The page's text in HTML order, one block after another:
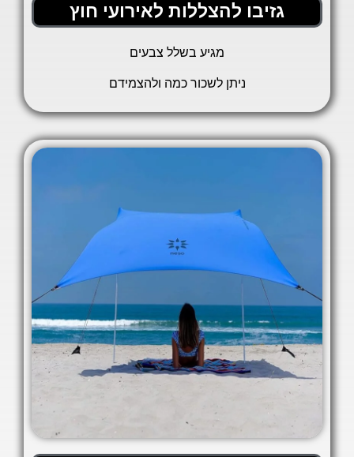
גזיבו להצללות לאירועי חוץ
מגיע בשלל צבעים
ניתן לשכור כמה ולהצמידם